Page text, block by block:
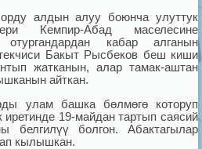
алдын алуу боюнча улуттук
Кемпир-Абад маселесине
кабар алганын
Бакыт Рысбеков беш киши
жатканын, алар тамак-аштан
айткан.
улам башка бөлмөгө которуп
19-майдан тартып саясий
белгилүү болгон. Абактагылар
кылышкан.